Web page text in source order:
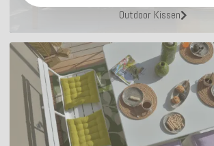
Outdoor Kissen